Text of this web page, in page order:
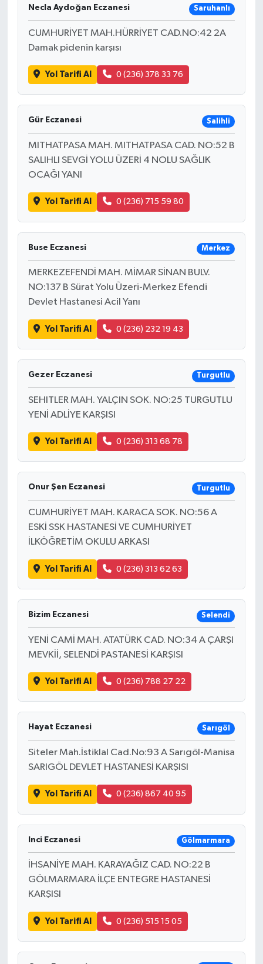
Necla Aydoğan Eczanesi Saruhanlı
CUMHURİYET MAH.HÜRRİYET CAD.NO:42 2A
Damak pidenin karşısı
Yol Tarifi Al 0 (236) 378 33 76
Gür Eczanesi Salihli
MITHATPASA MAH. MITHATPASA CAD. NO:52 B
SALIHLI SEVGİ YOLU ÜZERİ 4 NOLU SAĞLIK
OCAĞI YANI
Yol Tarifi Al 0 (236) 715 59 80
Buse Eczanesi Merkez
MERKEZEFENDİ MAH. MİMAR SİNAN BULV.
NO:137 B Sürat Yolu Üzeri-Merkez Efendi
Devlet Hastanesi Acil Yanı
Yol Tarifi Al 0 (236) 232 19 43
Gezer Eczanesi Turgutlu
SEHITLER MAH. YALÇIN SOK. NO:25 TURGUTLU
YENİ ADLİYE KARŞISI
Yol Tarifi Al 0 (236) 313 68 78
Onur Şen Eczanesi Turgutlu
CUMHURİYET MAH. KARACA SOK. NO:56 A
ESKİ SSK HASTANESİ VE CUMHURİYET
İLKÖĞRETİM OKULU ARKASI
Yol Tarifi Al 0 (236) 313 62 63
Bizim Eczanesi Selendi
YENİ CAMİ MAH. ATATÜRK CAD. NO:34 A ÇARŞI
MEVKİİ, SELENDİ PASTANESİ KARŞISI
Yol Tarifi Al 0 (236) 788 27 22
Hayat Eczanesi Sarıgöl
Siteler Mah.İstiklal Cad.No:93 A Sarıgöl-Manisa
SARIGÖL DEVLET HASTANESİ KARŞISI
Yol Tarifi Al 0 (236) 867 40 95
Inci Eczanesi Gölmarmara
İHSANİYE MAH. KARAYAĞIZ CAD. NO:22 B
GÖLMARMARA İLÇE ENTEGRE HASTANESİ
KARŞISI
Yol Tarifi Al 0 (236) 515 15 05